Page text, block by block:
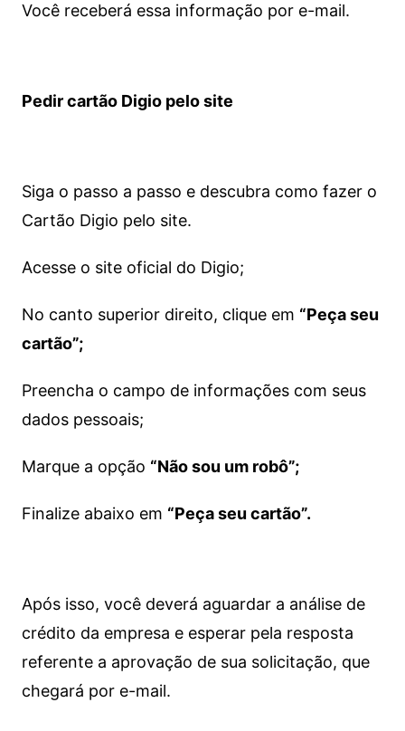
Você receberá essa informação por e-mail.
Pedir cartão Digio pelo site
Siga o passo a passo e descubra como fazer o
Cartão Digio pelo site.
Acesse o site oficial do Digio;
No canto superior direito, clique em “Peça seu
cartão”;
Preencha o campo de informações com seus
dados pessoais;
Marque a opção “Não sou um robô”;
Finalize abaixo em “Peça seu cartão”.
Após isso, você deverá aguardar a análise de
crédito da empresa e esperar pela resposta
referente a aprovação de sua solicitação, que
chegará por e-mail.